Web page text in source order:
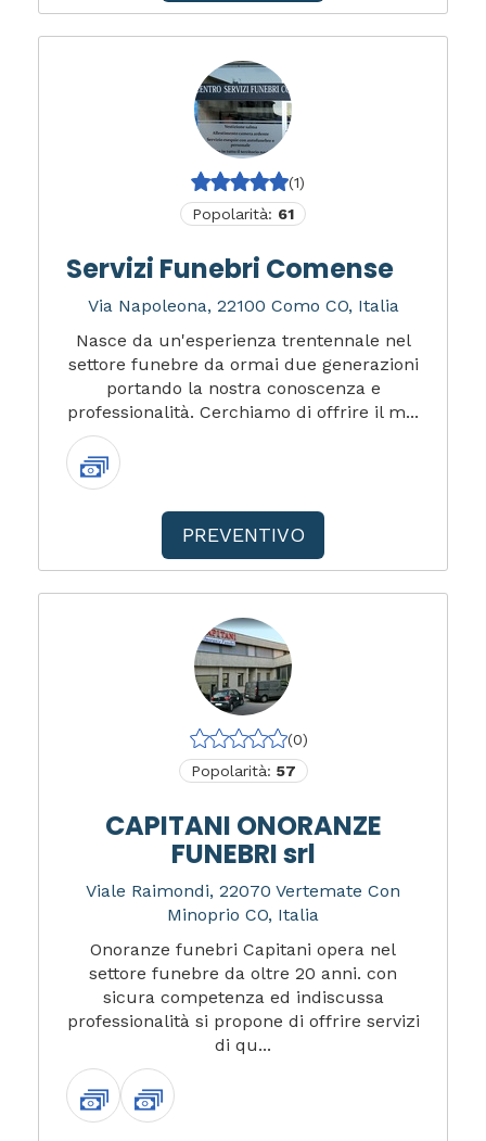
(1)
Popolarità: 61
Servizi Funebri Comense
Via Napoleona, 22100 Como CO, Italia
Nasce da un'esperienza trentennale nel
settore funebre da ormai due generazioni
portando la nostra conoscenza e
professionalità. Cerchiamo di offrire il m...
PREVENTIVO
(0)
Popolarità: 57
CAPITANI ONORANZE
FUNEBRI srl
Viale Raimondi, 22070 Vertemate Con
Minoprio CO, Italia
Onoranze funebri Capitani opera nel
settore funebre da oltre 20 anni. con
sicura competenza ed indiscussa
professionalità si propone di offrire servizi
di qu...